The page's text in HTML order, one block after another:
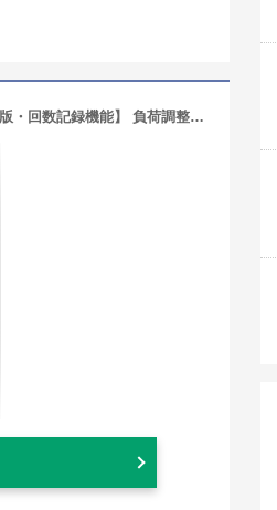
LATTCURE ハンドグリップ 握力トレーニング 握る器具 筋トレ 【進化版・回数記録機能】 負荷調整可能 2個セット (機械式-2個セット)